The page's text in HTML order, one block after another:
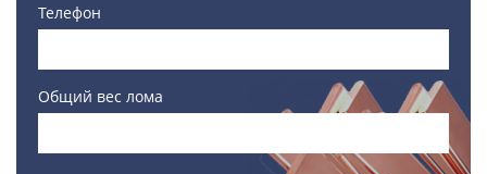
Телефон
Общий вес лома